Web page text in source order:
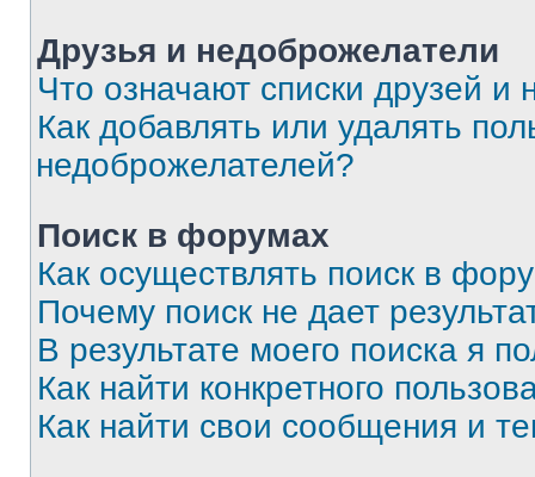
Друзья и недоброжелатели
Что означают списки друзей и
Как добавлять или удалять
недоброжелателей?
Поиск в форумах
Как осуществлять поиск в
Почему поиск не дает
В результате моего поиска я
Как найти конкретного
Как найти свои сообщения и